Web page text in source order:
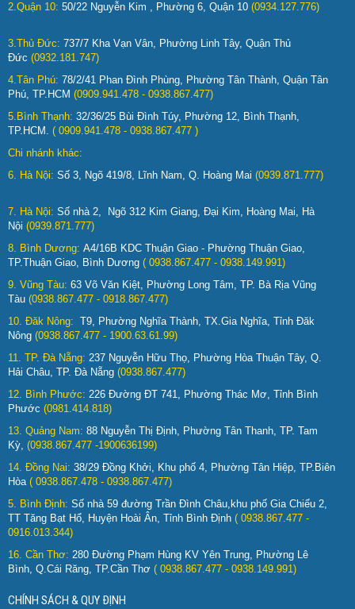
2.Quận 10: 50/22 Nguyễn Kim , Phường 6, Quận 10 (0934.127.776)
3.Thủ Đức: 737/7 Kha Vạn Vân, Phường Linh Tây, Quận Thủ
Đức (0932.181.747)
4.Tân Phú: 78/2/41 Phan Đình Phùng, Phường Tân Thành, Quận Tân
Phú, TP.HCM (0909.941.478 - 0938.867.477)
5.Bình Thạnh: 32/36/25 Bùi Đình Túy, Phường 12, Bình Thạnh,
TP.HCM. ( 0909.941.478 - 0938.867.477 )
Chi nhánh khác:
6. Hà Nội: Số 3, Ngõ 419/8, Lĩnh Nam, Q. Hoàng Mai (0939.871.777)
7. Hà Nội: Số nhà 2, Ngõ 312 Kim Giang, Đại Kim, Hoàng Mai, Hà
Nội (0939.871.777)
8. Bình Dương: A4/16B KDC Thuận Giao - Phường Thuận Giao,
TP.Thuận Giao, Bình Dương ( 0938.867.477 - 0938.149.991)
9. Vũng Tàu: 63 Võ Văn Kiệt, Phường Long Tâm, TP. Bà Rịa Vũng
Tàu (0938.867.477 - 0918.867.477)
10. Đăk Nông: T9, Phường Nghĩa Thành, TX.Gia Nghĩa, Tỉnh Đăk
Nông (0938.867.477 - 1900.63.61.99)
11. TP. Đà Nẵng: 237 Nguyễn Hữu Thọ, Phường Hòa Thuận Tây, Q.
Hải Châu, TP. Đà Nẵng (0938.867.477)
12. Bình Phước: 226 Đường ĐT 741, Phường Thác Mơ, Tỉnh Bình
Phước (0981.414.818)
13. Quảng Nam: 88 Nguyễn Thị Định, Phường Tân Thanh, TP. Tam
Kỳ, (0938.867.477 -1900636199)
14. Đồng Nai: 38/29 Đồng Khởi, Khu phố 4, Phường Tân Hiệp, TP.Biên
Hòa ( 0938.867.478 - 0938.867.477)
5. Bình Định: Số nhà 59 đường Trần Đình Châu,khu phố Gia Chiểu 2,
TT Tăng Bạt Hổ, Huyện Hoài Ân, Tỉnh Bình Định ( 0938.867.477 -
0916.013.344)
16. Cần Thơ: 280 Đường Phạm Hùng KV Yên Trung, Phường Lê
Bình, Q.Cái Răng, TP.Cần Thơ ( 0938.867.477 - 0938.149.991)
CHÍNH SÁCH & QUY ĐỊNH